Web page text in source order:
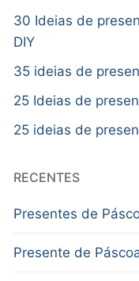
30 Ideias de
DIY
35 ideias de
25 Ideias de
25 ideias de
RECENTES
Presentes de
Presente de